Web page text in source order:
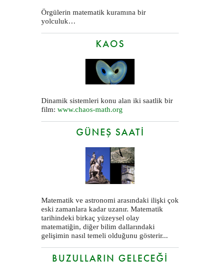
Örgülerin matematik kuramına bir
yolculuk…
KAOS
Dinamik sistemleri konu alan iki saatlik bir
film: www.chaos-math.org
GÜNEŞ SAATI
Matematik ve astronomi arasındaki ilişki çok
eski zamanlara kadar uzanır. Matematik
tarihindeki birkaç yüzeysel olay
matematiğin, diğer bilim dallarındaki
gelişimin nasıl temeli olduğunu gösterir...
BUZULLARIN GELECEĞI